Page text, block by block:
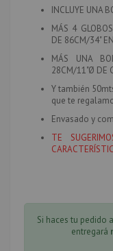
INCLUYE UNA
MÁS 4
DE 86CM/34"
MÁS UNA
28CM/11"Ø DE
Y también
que te
Envasado y
TE
Si haces tu pedido
entregará